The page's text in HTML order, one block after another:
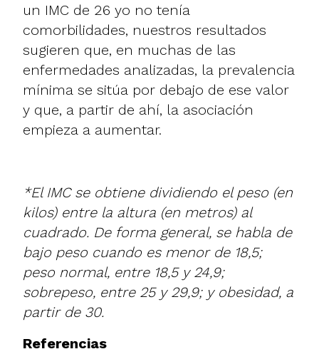
un IMC de 26 yo no tenía
comorbilidades, nuestros resultados
sugieren que, en muchas de las
enfermedades analizadas, la prevalencia
mínima se sitúa por debajo de ese valor
y que, a partir de ahí, la asociación
empieza a aumentar.
*El IMC se obtiene dividiendo el peso (en
kilos) entre la altura (en metros) al
cuadrado. De forma general, se habla de
bajo peso cuando es menor de 18,5;
peso normal, entre 18,5 y 24,9;
sobrepeso, entre 25 y 29,9; y obesidad, a
partir de 30.
Referencias